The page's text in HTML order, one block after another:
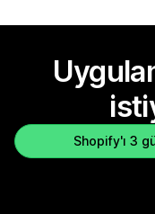
Shopify'ı 3